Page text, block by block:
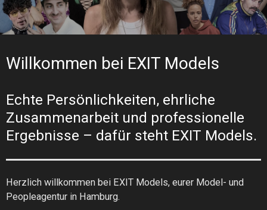
Willkommen bei EXIT Models
Echte Persönlichkeiten, ehrliche
Zusammenarbeit und professionelle
Ergebnisse – dafür steht EXIT Models.
Herzlich willkommen bei EXIT Models, eurer Model- und
Peopleagentur in Hamburg.